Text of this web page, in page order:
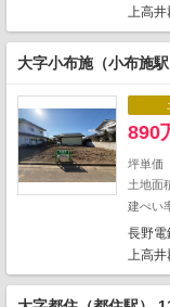
上高井
大字小布施（小布施
890
坪単価
土地面
建ぺい
長野電
上高井